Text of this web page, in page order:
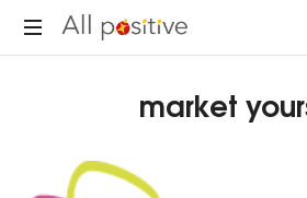
All
market